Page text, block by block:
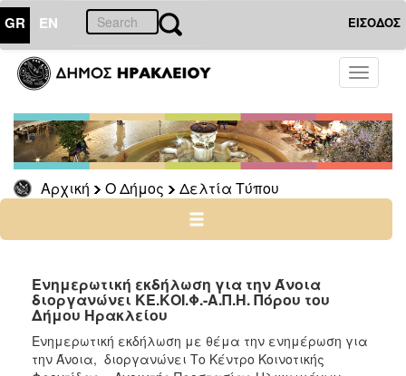
GR EN ΕΙΣΟΔΟΣ
Toggle
Αρχική Ο Δήμος Δελτία Τύπου
ΔΗΜΟΣ
Δελτία
Τύπου
Αρχείο
ΠΟΛΙΤΙΣΜΟΣ
ΑΝΘΕΚΤΙΚΗ
Ενημερωτική εκδήλωση για την Άνοια
διοργανώνει ΚΕ.ΚΟΙ.Φ.-Α.Π.Η. Πόρου του
Δήμου Ηρακλείου
Eνημερωτική εκδήλωση με θέμα την ενημέρωση για
την Άνοια, διοργανώνει Το Κέντρο Κοινοτικής